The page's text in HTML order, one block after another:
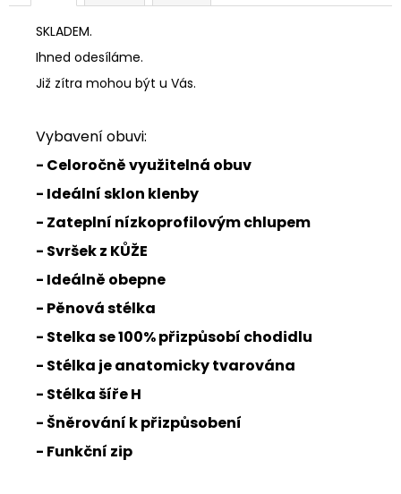
SKLADEM.
Ihned odesíláme.
Již zítra mohou být u Vás.
Vybavení obuvi:
- Celoročně využitelná obuv
- Ideální sklon klenby
- Zateplní nízkoprofilovým chlupem
- Svršek z KŮŽE
- Ideálně obepne
- Pěnová stélka
- Stelka se 100% přizpůsobí chodidlu
- Stélka je anatomicky tvarována
- Stélka šíře H
- Šněrování k přizpůsobení
- Funkční zip